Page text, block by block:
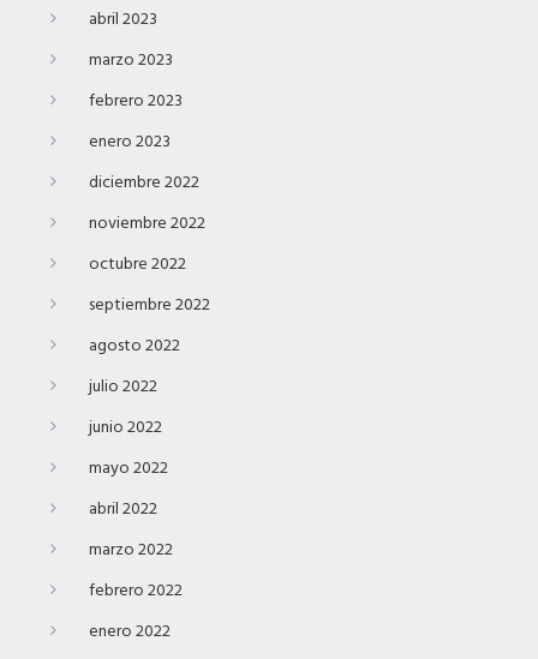
abril 2023
marzo 2023
febrero 2023
enero 2023
diciembre 2022
noviembre 2022
octubre 2022
septiembre 2022
agosto 2022
julio 2022
junio 2022
mayo 2022
abril 2022
marzo 2022
febrero 2022
enero 2022